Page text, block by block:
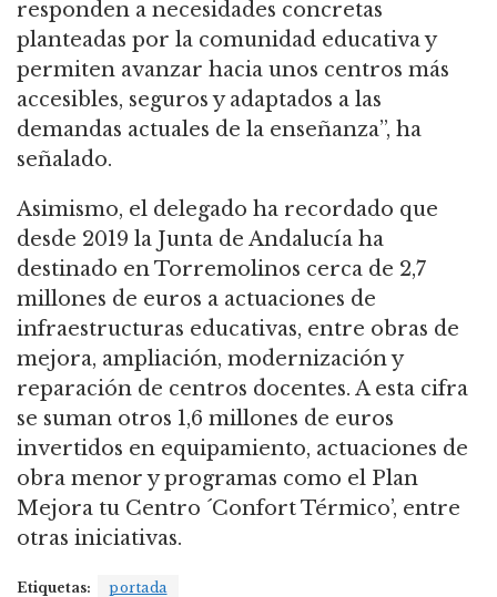
responden a necesidades concretas
planteadas por la comunidad educativa y
permiten avanzar hacia unos centros más
accesibles, seguros y adaptados a las
demandas actuales de la enseñanza”, ha
señalado.
Asimismo, el delegado ha recordado que
desde 2019 la Junta de Andalucía ha
destinado en Torremolinos cerca de 2,7
millones de euros a actuaciones de
infraestructuras educativas, entre obras de
mejora, ampliación, modernización y
reparación de centros docentes. A esta cifra
se suman otros 1,6 millones de euros
invertidos en equipamiento, actuaciones de
obra menor y programas como el Plan
Mejora tu Centro ´Confort Térmico’, entre
otras iniciativas.
Etiquetas: portada